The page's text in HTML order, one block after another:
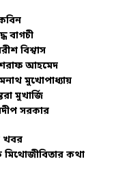
বাগচী
বিশ্বাস
আহমেদ
মুখোপাধ্যায়
মুখার্জি
সরকার
খবর
কথা